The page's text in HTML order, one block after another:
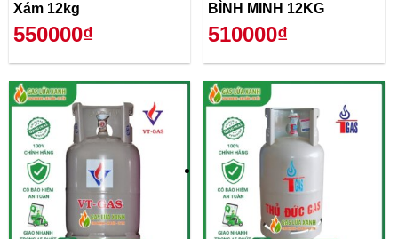
Xám 12kg
550000₫
BÌNH MINH 12KG
510000₫